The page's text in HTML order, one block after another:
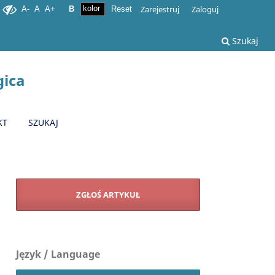
Szukaj
SZUKAJ
A- A A+ B Reset Zarejestruj Zaloguj
ZGŁOŚ ARTYKUŁ
Język / Language